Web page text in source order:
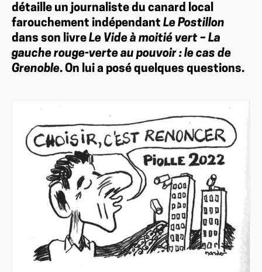
détaille un journaliste du canard local
farouchement indépendant Le Postillon
dans son livre Le Vide à moitié vert – La
gauche rouge-verte au pouvoir : le cas de
Grenoble. On lui a posé quelques questions.